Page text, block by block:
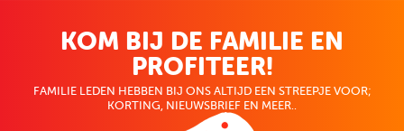
KOM BIJ DE FAMILIE EN
PROFITEER!
FAMILIE LEDEN HEBBEN BIJ ONS ALTIJD EEN STREEPJE VOOR;
KORTING, NIEUWSBRIEF EN MEER..